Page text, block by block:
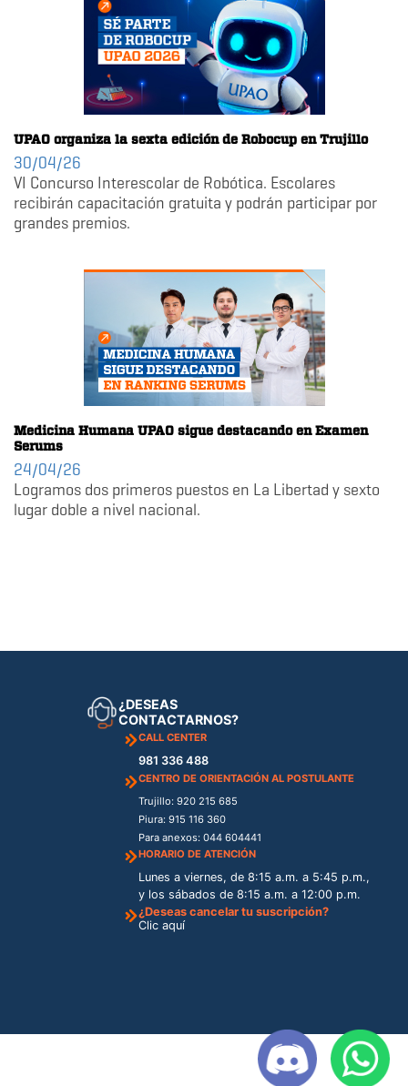
UPAO organiza la sexta edición de Robocup en Trujillo
30/04/26
VI Concurso Interescolar de Robótica. Escolares
recibirán capacitación gratuita y podrán participar por
grandes premios.
Medicina Humana UPAO sigue destacando en Examen
Serums
24/04/26
Logramos dos primeros puestos en La Libertad y sexto
lugar doble a nivel nacional.